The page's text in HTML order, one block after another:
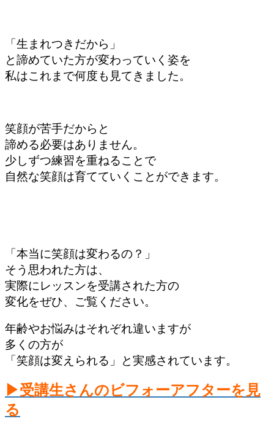
「生まれつきだから」
と諦めていた方が変わっていく姿を
私はこれまで何度も見てきました。
笑顔が苦手だからと
諦める必要はありません。
少しずつ練習を重ねることで
自然な笑顔は育てていくことができます。
「本当に笑顔は変わるの？」
そう思われた方は、
実際にレッスンを受講された方の
変化をぜひ、ご覧ください。
年齢やお悩みはそれぞれ違いますが
多くの方が
「笑顔は変えられる」と実感されています。
▶︎受講生さんのビフォーアフターを見
る